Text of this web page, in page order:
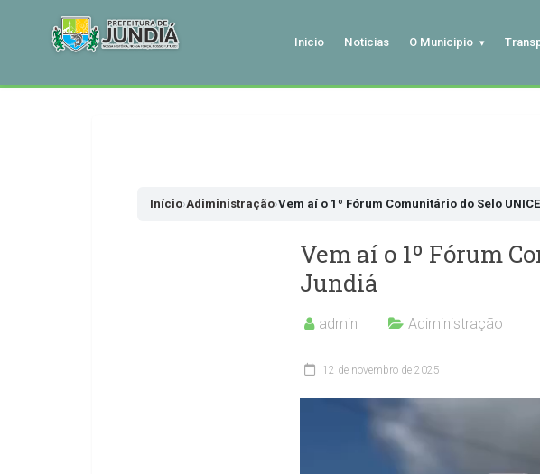
Inicio Noticias O Municipio
Início›Adiministração›Vem aí o 1º Fórum Comunitário do Selo
Vem aí o 1º Fórum
Jundiá
admin Adiministração
12 de novembro de 2025